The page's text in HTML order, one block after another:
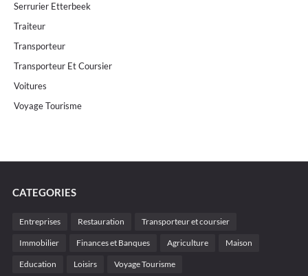
Serrurier Etterbeek
Traiteur
Transporteur
Transporteur Et Coursier
Voitures
Voyage Tourisme
CATEGORIES
Entreprises Restauration Transporteur et coursier
Immobilier Finances et Banques Agriculture Maison
Education Loisirs Voyage Tourisme